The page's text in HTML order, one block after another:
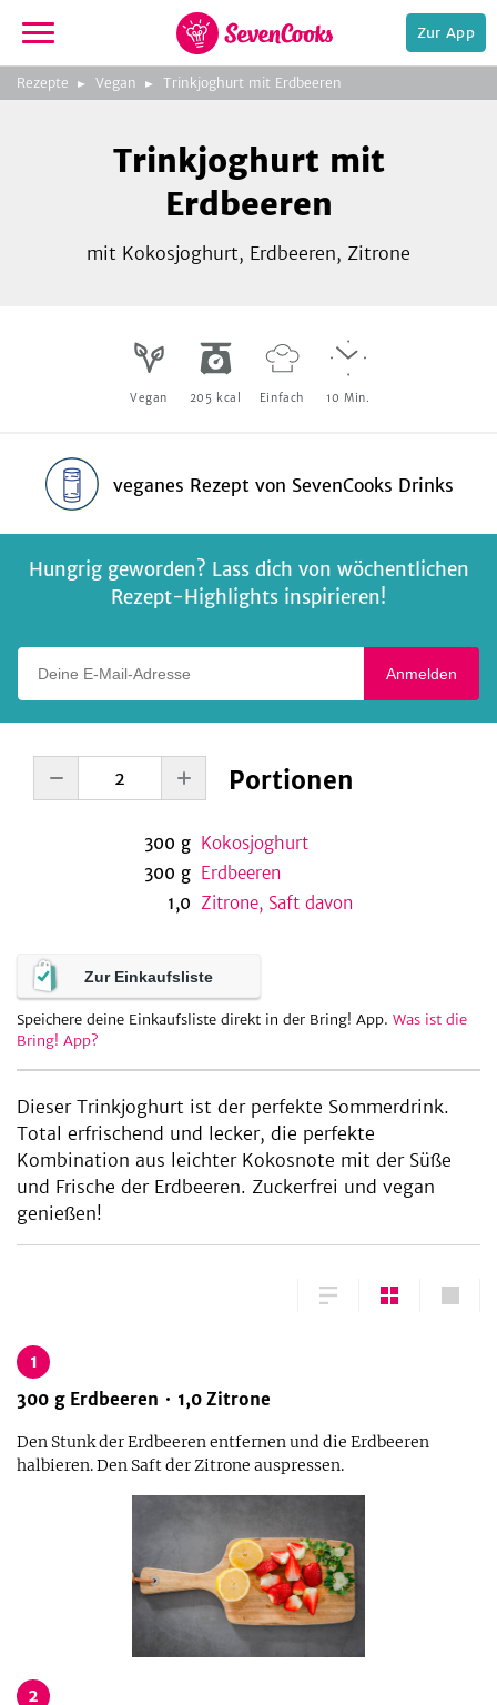
zur
Startseite
Zur App
Rezepte Vegan Trinkjoghurt mit Erdbeeren
Bild
3
zeigen
Trinkjoghurt mit
Erdbeeren
mit Kokosjoghurt, Erdbeeren, Zitrone
Vegan 205 kcal Einfach 10 Min.
veganes Rezeptvon SevenCooks Drinks
Hungrig geworden? Lass dich von wöchentlichen
Rezept-Highlights inspirieren!
Anmelden
Portionen
300 g Kokosjoghurt
300 g Erdbeeren
1,0 Zitrone, Saft davon
Zur Einkaufsliste
Speichere deine Einkaufsliste direkt in der Bring! App. Was ist die
Bring! App?
Dieser Trinkjoghurt ist der perfekte Sommerdrink.
Total erfrischend und lecker, die perfekte
Kombination aus leichter Kokosnote mit der Süße
und Frische der Erdbeeren. Zuckerfrei und vegan
genießen!
1
300 g Erdbeeren 1,0 Zitrone
Den Stunk der Erdbeeren entfernen und die Erdbeeren
halbieren. Den Saft der Zitrone auspressen.
2